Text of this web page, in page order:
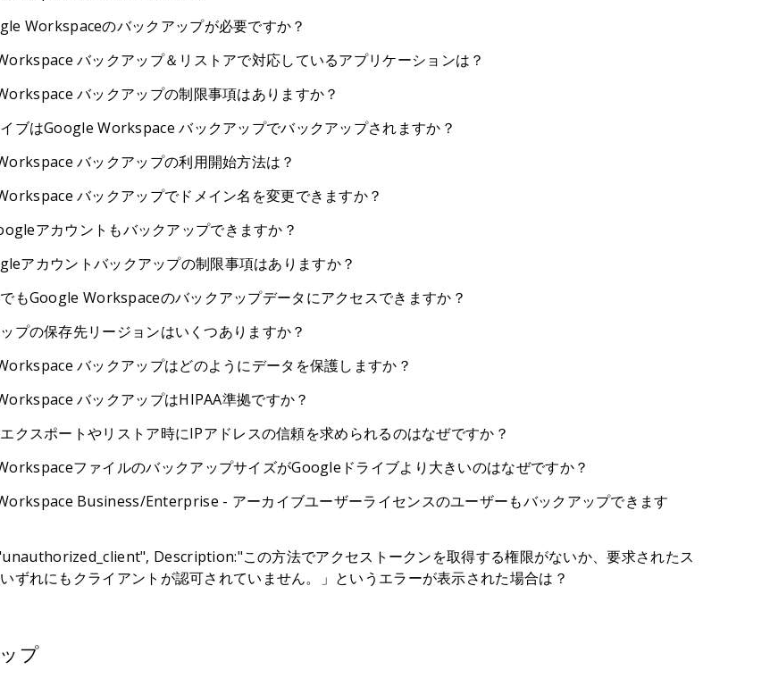
Workspaceのバックアップが必要ですか？
バックアップ＆リストアで対応しているアプリケーションは？
バックアップの制限事項はありますか？
ブはGoogle Workspace バックアップでバックアップされますか？
バックアップの利用開始方法は？
バックアップでドメイン名を変更できますか？
アカウントもバックアップできますか？
アカウントバックアップの制限事項はありますか？
もGoogle Workspaceのバックアップデータにアクセスできますか？
プの保存先リージョンはいくつありますか？
バックアップはどのようにデータを保護しますか？
バックアップはHIPAA準拠ですか？
クスポートやリストア時にIPアドレスの信頼を求められるのはなぜですか？
ファイルのバックアップサイズがGoogleドライブより大きいのはなぜですか？
Business/Enterprise - アーカイブユーザーライセンスのユーザーもバックアップできます
Description:"この方法でアクセストークンを取得する権限がないか、要求されたス
ずれにもクライアントが認可されていません。」というエラーが表示された場合は？
プ